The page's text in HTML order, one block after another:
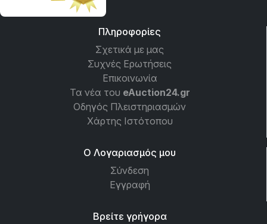
Πληροφορίες
Σχετικά με μας
Συχνές Ερωτήσεις
Επικοινωνία
Τα νέα του eAuction24.gr
Οδηγός Πλειστηριασμών
Χάρτης Ιστότοπου
Ο Λογαριασμός μου
Σύνδεση
Εγγραφή
Βρείτε γρήγορα